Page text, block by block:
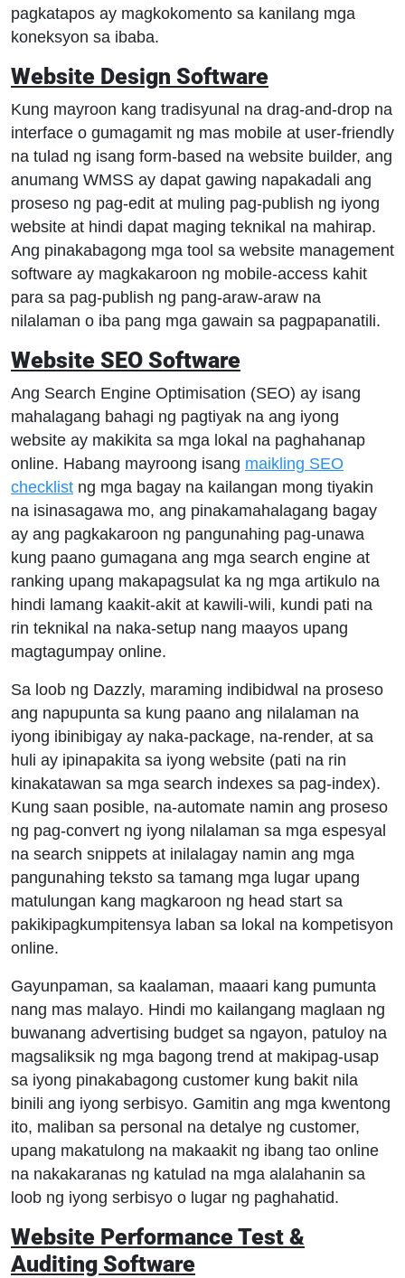
pagkatapos ay magkokomento sa kanilang mga
koneksyon sa ibaba.
Website Design Software
Kung mayroon kang tradisyunal na drag-and-drop na
interface o gumagamit ng mas mobile at user-friendly
na tulad ng isang form-based na website builder, ang
anumang WMSS ay dapat gawing napakadali ang
proseso ng pag-edit at muling pag-publish ng iyong
website at hindi dapat maging teknikal na mahirap.
Ang pinakabagong mga tool sa website management
software ay magkakaroon ng mobile-access kahit
para sa pag-publish ng pang-araw-araw na
nilalaman o iba pang mga gawain sa pagpapanatili.
Website SEO Software
Ang Search Engine Optimisation (SEO) ay isang
mahalagang bahagi ng pagtiyak na ang iyong
website ay makikita sa mga lokal na paghahanap
online. Habang mayroong isang maikling SEO
checklist ng mga bagay na kailangan mong tiyakin
na isinasagawa mo, ang pinakamahalagang bagay
ay ang pagkakaroon ng pangunahing pag-unawa
kung paano gumagana ang mga search engine at
ranking upang makapagsulat ka ng mga artikulo na
hindi lamang kaakit-akit at kawili-wili, kundi pati na
rin teknikal na naka-setup nang maayos upang
magtagumpay online.
Sa loob ng Dazzly, maraming indibidwal na proseso
ang napupunta sa kung paano ang nilalaman na
iyong ibinibigay ay naka-package, na-render, at sa
huli ay ipinapakita sa iyong website (pati na rin
kinakatawan sa mga search indexes sa pag-index).
Kung saan posible, na-automate namin ang proseso
ng pag-convert ng iyong nilalaman sa mga espesyal
na search snippets at inilalagay namin ang mga
pangunahing teksto sa tamang mga lugar upang
matulungan kang magkaroon ng head start sa
pakikipagkumpitensya laban sa lokal na kompetisyon
online.
Gayunpaman, sa kaalaman, maaari kang pumunta
nang mas malayo. Hindi mo kailangang maglaan ng
buwanang advertising budget sa ngayon, patuloy na
magsaliksik ng mga bagong trend at makipag-usap
sa iyong pinakabagong customer kung bakit nila
binili ang iyong serbisyo. Gamitin ang mga kwentong
ito, maliban sa personal na detalye ng customer,
upang makatulong na makaakit ng ibang tao online
na nakakaranas ng katulad na mga alalahanin sa
loob ng iyong serbisyo o lugar ng paghahatid.
Website Performance Test &
Auditing Software